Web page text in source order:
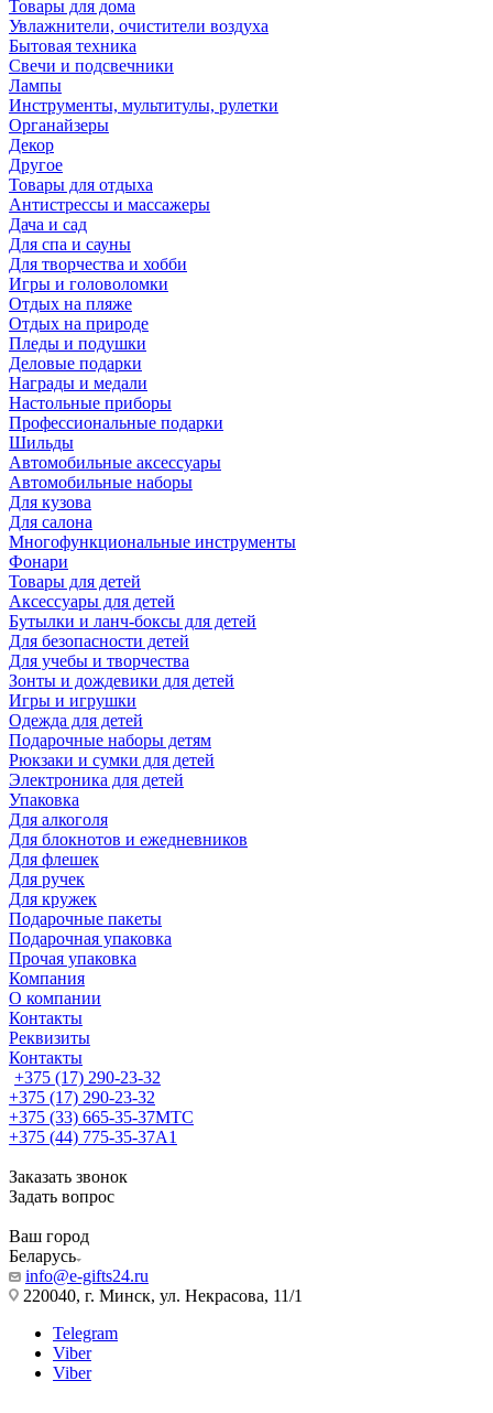
Товары для дома
Увлажнители, очистители воздуха
Бытовая техника
Свечи и подсвечники
Лампы
Инструменты, мультитулы, рулетки
Органайзеры
Декор
Другое
Товары для отдыха
Антистрессы и массажеры
Дача и сад
Для спа и сауны
Для творчества и хобби
Игры и головоломки
Отдых на пляже
Отдых на природе
Пледы и подушки
Деловые подарки
Награды и медали
Настольные приборы
Профессиональные подарки
Шильды
Автомобильные аксессуары
Автомобильные наборы
Для кузова
Для салона
Многофункциональные инструменты
Фонари
Товары для детей
Аксессуары для детей
Бутылки и ланч-боксы для детей
Для безопасности детей
Для учебы и творчества
Зонты и дождевики для детей
Игры и игрушки
Одежда для детей
Подарочные наборы детям
Рюкзаки и сумки для детей
Электроника для детей
Упаковка
Для алкоголя
Для блокнотов и ежедневников
Для флешек
Для ручек
Для кружек
Подарочные пакеты
Подарочная упаковка
Прочая упаковка
Компания
О компании
Контакты
Реквизиты
Контакты
+375 (17) 290-23-32
+375 (17) 290-23-32
+375 (33) 665-35-37МТС
+375 (44) 775-35-37А1
Заказать звонок
Задать вопрос
Ваш город
Беларусь
info@e-gifts24.ru
220040, г. Минск, ул. Некрасова, 11/1
Telegram
Viber
Viber